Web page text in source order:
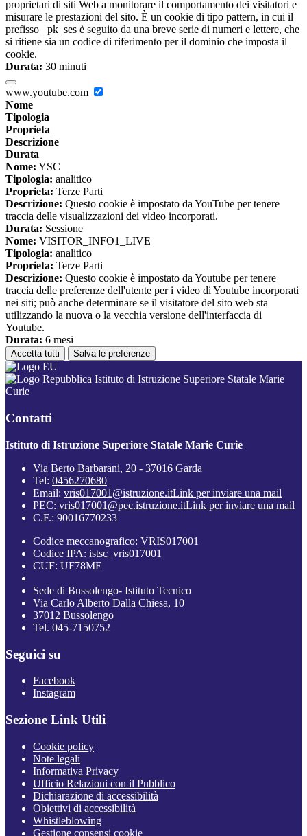
proprietari di siti Web a monitorare il comportamento dei visitatori e
misurare le prestazioni del sito. È un cookie di tipo pattern, in cui il
prefisso _pk_ses è seguito da una breve serie di numeri e lettere, che
si ritiene sia un codice di riferimento per il dominio che imposta il
cookie.
Durata: 30 minuti
www.youtube.com
Nome
Tipologia
Proprieta
Descrizione
Durata
Nome: YSC
Tipologia: analitico
Proprieta: Terze Parti
Descrizione: Questo cookie è impostato da YouTube per tenere
traccia delle visualizzazioni dei video incorporati.
Durata: Sessione
Nome: VISITOR_INFO1_LIVE
Tipologia: analitico
Proprieta: Terze Parti
Descrizione: Questo cookie è impostato da Youtube per tenere
traccia delle preferenze dell'utente per i video di Youtube incorporati
nei siti; può anche determinare se il visitatore del sito web sta
utilizzando la nuova o la vecchia versione dell'interfaccia di
Youtube.
Durata: 6 mesi
Accetta tutti Salva le preferenze
Istituto di Istruzione Superiore Statale Marie
Curie
Contatti
Istituto di Istruzione Superiore Statale Marie Curie
Via Berto Barbarani, 20 - 37016 Garda
Tel: 0456270680
Email: vris017001@istruzione.itLink per inviare una mail
PEC: vris017001@pec.istruzione.itLink per inviare una mail
C.F.: 90016770233
Codice meccanografico: VRIS017001
Codice IPA: istsc_vris017001
CUF: UF78ME
Sede di Bussolengo- Istituto Tecnico
Via Carlo Alberto Dalla Chiesa, 10
37012 Bussolengo
Tel. 045-7150752
Seguici su
Facebook
Instagram
Sezione Link Utili
Cookie policy
Note legali
Informativa Privacy
Ufficio Relazioni con il Pubblico
Dichiarazione di accessibilità
Obiettivi di accessibilità
Whistleblowing
Gestione consensi cookie